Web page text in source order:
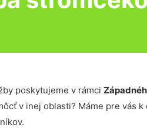
poskytujeme v rámci
v inej oblasti? Máme pre vás